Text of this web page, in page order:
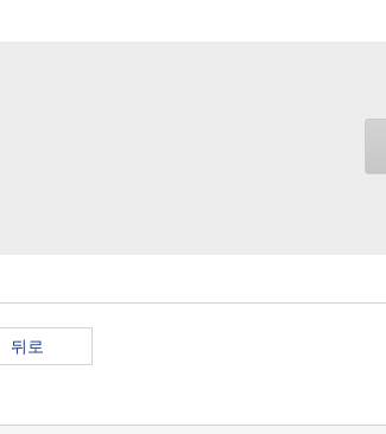
이 계약 조건에 따르기로 합의했음을 증명합니다. 이
다. Nikon과 Nikon의 사용 인가자는 이 소프트웨어와
되지 않은 권한을 포함한 모든 권한을 보유합니다. 이
사용권 허여
뒤로